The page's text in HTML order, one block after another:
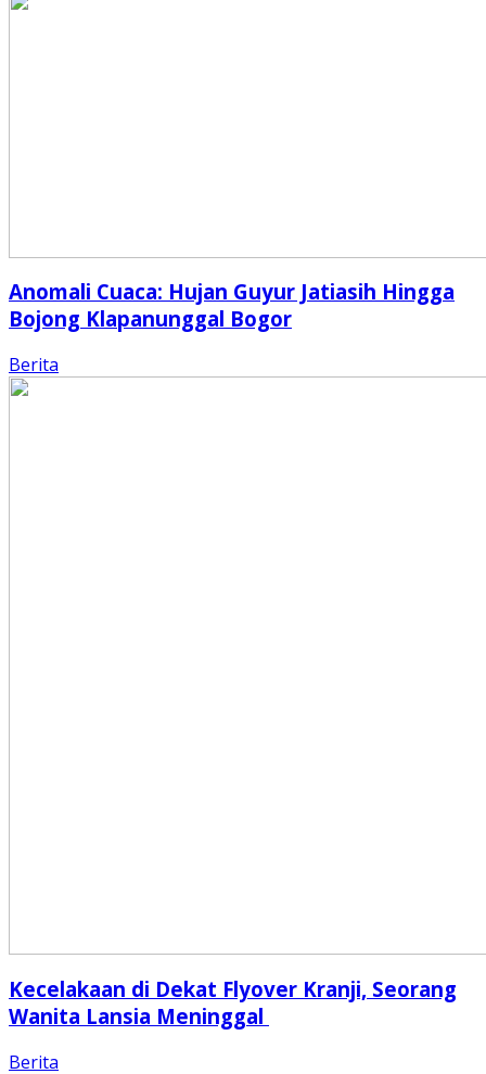
Anomali Cuaca: Hujan Guyur Jatiasih Hingga
Bojong Klapanunggal Bogor
Berita
Kecelakaan di Dekat Flyover Kranji, Seorang
Wanita Lansia Meninggal
Berita